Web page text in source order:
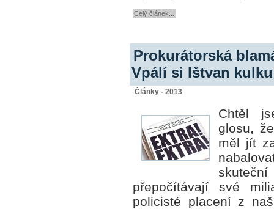
Celý článek...
Prokurátorská
Vpálí si Ištvan
Články - 2013
Chtěl
glosu,
měl jít
přepočítávají své
policisté placení z